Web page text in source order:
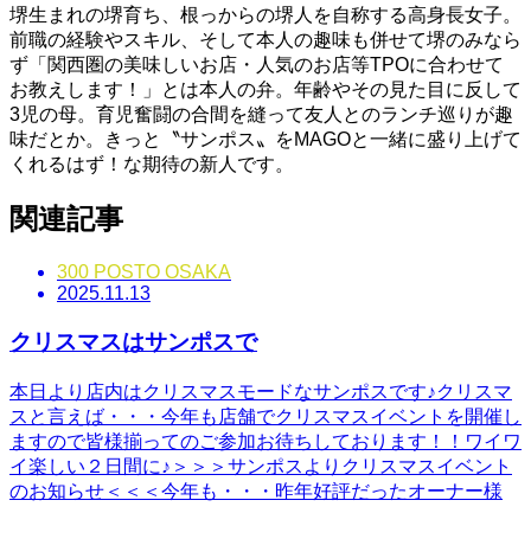
堺生まれの堺育ち、根っからの堺人を自称する高身長女子。
前職の経験やスキル、そして本人の趣味も併せて堺のみなら
ず「関西圏の美味しいお店・人気のお店等TPOに合わせて
お教えします！」とは本人の弁。年齢やその見た目に反して
3児の母。育児奮闘の合間を縫って友人とのランチ巡りが趣
味だとか。きっと〝サンポス〟をMAGOと一緒に盛り上げて
くれるはず！な期待の新人です。
関連記事
300 POSTO OSAKA
2025.11.13
クリスマスはサンポスで
本日より店内はクリスマスモードなサンポスです♪クリスマ
スと言えば・・・今年も店舗でクリスマスイベントを開催し
ますので皆様揃ってのご参加お待ちしております！！ワイワ
イ楽しい２日間に♪＞＞＞サンポスよりクリスマスイベント
のお知らせ＜＜＜今年も・・・昨年好評だったオーナー様